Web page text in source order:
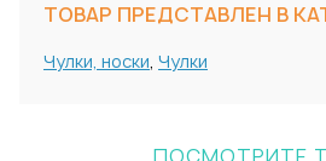
ТОВАР ПРЕДСТАВЛЕН В
Чулки, носки, Чулки